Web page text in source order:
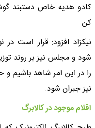
کادو هدیه خاص دستبند
کن
نیکزاد افزود: قرار است
شود و مجلس نیز بر روند
را در این امر شاهد باشیم
نیز جبران شود.
اقلام موجود در کالابرگ